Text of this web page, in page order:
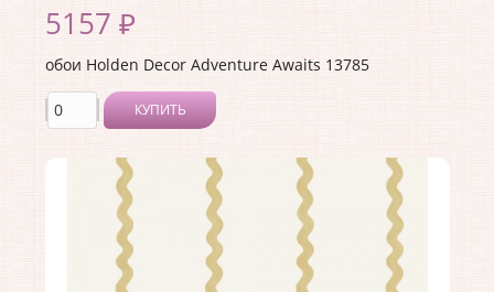
5157 ₽
обои Holden Decor Adventure Awaits 13785
КУПИТЬ
Производитель:Holden Decor
Коллекция:Adventure Awaits
Длина рулона:
Ширина рулона:
Материал покрытия:
Виниловое
Великобритания
Материал основы:
Флизелин